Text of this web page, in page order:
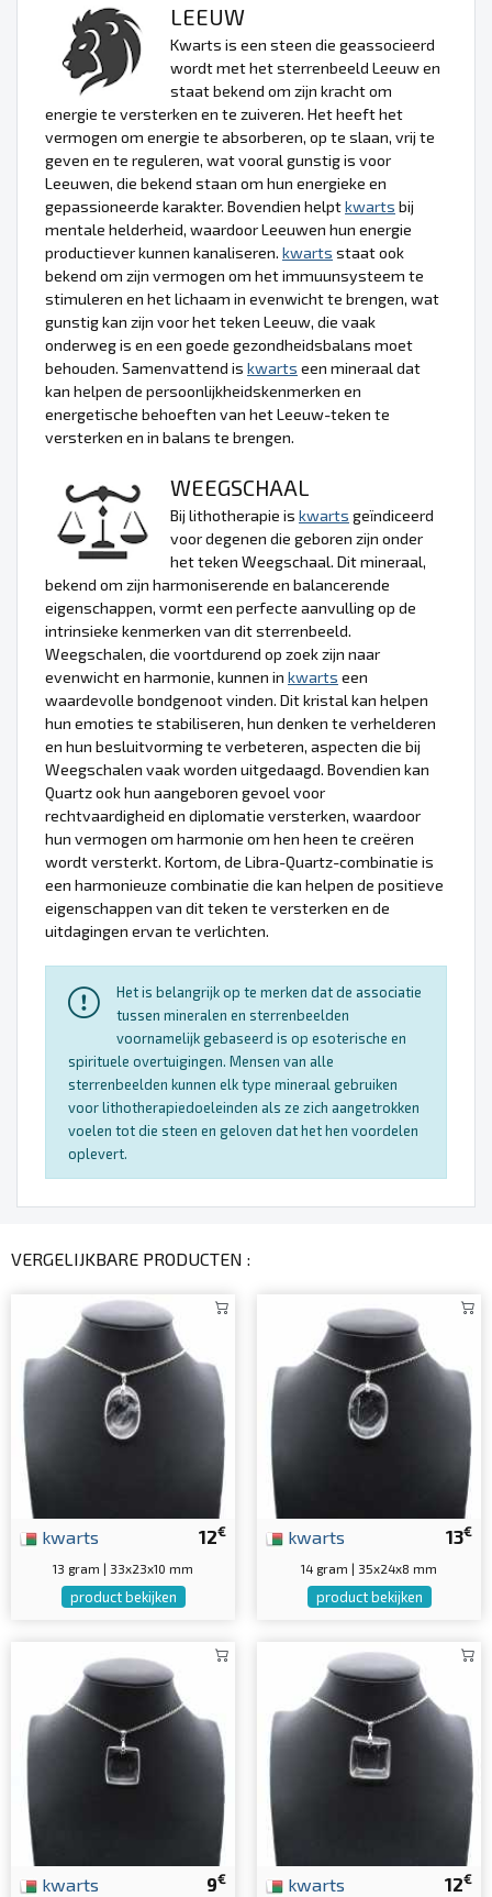
LEEUW
Kwarts is een steen die geassocieerd
wordt met het sterrenbeeld Leeuw en
staat bekend om zijn kracht om
energie te versterken en te zuiveren. Het heeft het
vermogen om energie te absorberen, op te slaan, vrij te
geven en te reguleren, wat vooral gunstig is voor
Leeuwen, die bekend staan om hun energieke en
gepassioneerde karakter. Bovendien helptkwarts bij
mentale helderheid, waardoor Leeuwen hun energie
productiever kunnen kanaliseren. kwarts staat ook
bekend om zijn vermogen om het immuunsysteem te
stimuleren en het lichaam in evenwicht te brengen, wat
gunstig kan zijn voor het teken Leeuw, die vaak
onderweg is en een goede gezondheidsbalans moet
behouden. Samenvattend is kwarts een mineraal dat
kan helpen de persoonlijkheidskenmerken en
energetische behoeften van het Leeuw-teken te
versterken en in balans te brengen.
WEEGSCHAAL
Bij lithotherapie is kwarts geïndiceerd
voor degenen die geboren zijn onder
het teken Weegschaal. Dit mineraal,
bekend om zijn harmoniserende en balancerende
eigenschappen, vormt een perfecte aanvulling op de
intrinsieke kenmerken van dit sterrenbeeld.
Weegschalen, die voortdurend op zoek zijn naar
evenwicht en harmonie, kunnen in kwarts een
waardevolle bondgenoot vinden. Dit kristal kan helpen
hun emoties te stabiliseren, hun denken te verhelderen
en hun besluitvorming te verbeteren, aspecten die bij
Weegschalen vaak worden uitgedaagd. Bovendien kan
Quartz ook hun aangeboren gevoel voor
rechtvaardigheid en diplomatie versterken, waardoor
hun vermogen om harmonie om hen heen te creëren
wordt versterkt. Kortom, de Libra-Quartz-combinatie is
een harmonieuze combinatie die kan helpen de positieve
eigenschappen van dit teken te versterken en de
uitdagingen ervan te verlichten.
Het is belangrijk op te merken dat de associatie
tussen mineralen en sterrenbeelden
voornamelijk gebaseerd is op esoterische en
spirituele overtuigingen. Mensen van alle
sterrenbeelden kunnen elk type mineraal gebruiken
voor lithotherapiedoeleinden als ze zich aangetrokken
voelen tot die steen en geloven dat het hen voordelen
oplevert.
VERGELIJKBARE PRODUCTEN :
12€
kwarts
13 gram | 33x23x10 mm
product bekijken
13€
kwarts
14 gram | 35x24x8 mm
product bekijken
9€
kwarts 12€
kwarts